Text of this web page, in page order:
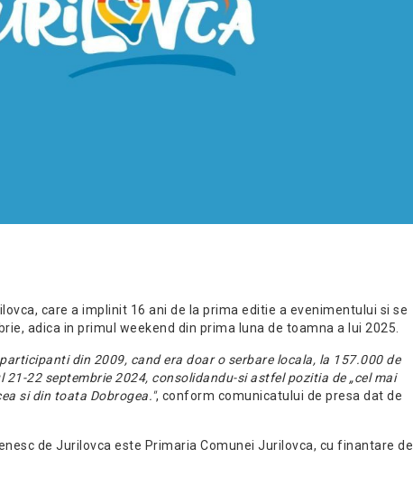
care a implinit 16 ani de la prima editie a evenimentului si se
adica in primul weekend din prima luna de toamna a lui 2025.
din 2009, cand era doar o serbare locala, la 157.000 de
22 septembrie 2024, consolidandu-si astfel pozitia de „cel mai
si din toata Dobrogea.", conform comunicatului de presa dat de
de Jurilovca este Primaria Comunei Jurilovca, cu finantare de